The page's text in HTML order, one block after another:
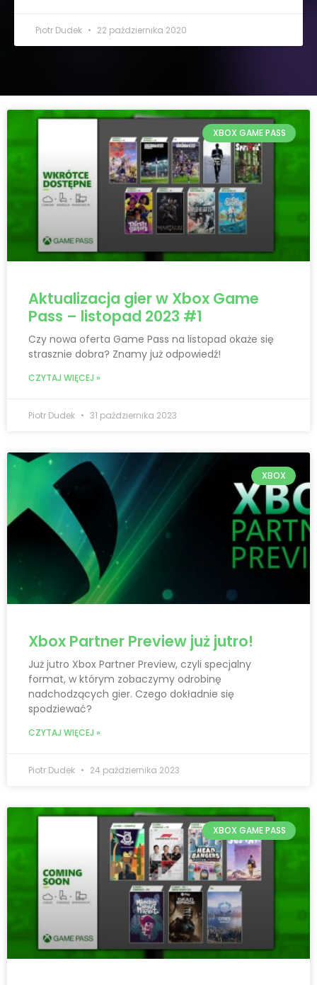
Piotr Dudek 22 października 2020
XBOX GAME PASS
Aktualizacja gier w Xbox Game
Pass – listopad 2023 #1
Czy nowa oferta Game Pass na listopad okaże się
strasznie dobra? Znamy już odpowiedź!
CZYTAJ WIĘCEJ »
Piotr Dudek 31 października 2023
XBOX
Xbox Partner Preview już jutro!
Już jutro Xbox Partner Preview, czyli specjalny
format, w którym zobaczymy odrobinę
nadchodzących gier. Czego dokładnie się
spodziewać?
CZYTAJ WIĘCEJ »
Piotr Dudek 24 października 2023
XBOX GAME PASS